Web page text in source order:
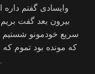
وایسادی گفتم داره
بیرون بعد گفت
سریع خودمونو شستیم
که مونده بود تموم